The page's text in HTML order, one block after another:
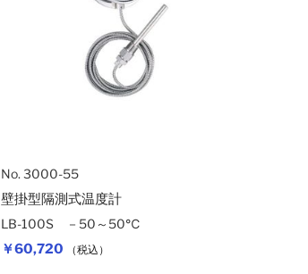
￥60,720 （税込）
No. 3000-55
壁掛型隔測式温度計
LB-100S －50～50℃